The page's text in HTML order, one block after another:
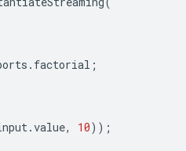
. factorial ;
.value, 10));